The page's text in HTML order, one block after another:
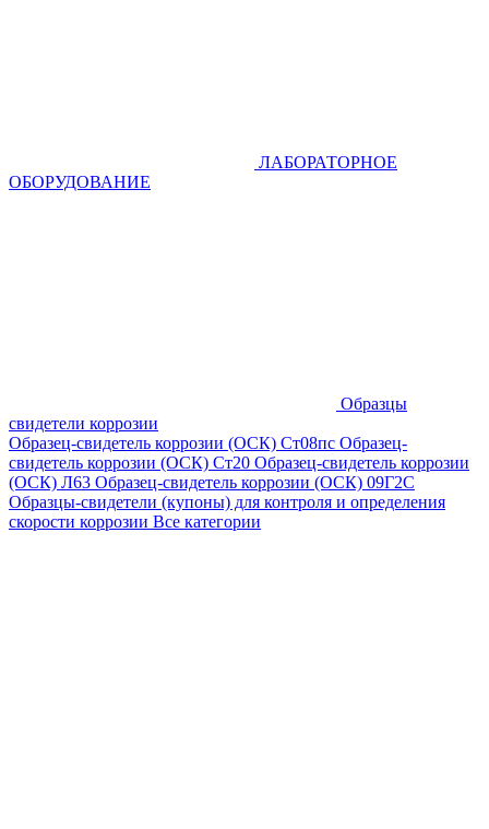
ЛАБОРАТОРНОЕ
ОБОРУДОВАНИЕ
Образцы
свидетели коррозии
Образец-свидетель коррозии (ОСК) Ст08пс Образец-
свидетель коррозии (ОСК) Ст20 Образец-свидетель коррозии
(ОСК) Л63 Образец-свидетель коррозии (ОСК) 09Г2С
Образцы-свидетели (купоны) для контроля и определения
скорости коррозии Все категории